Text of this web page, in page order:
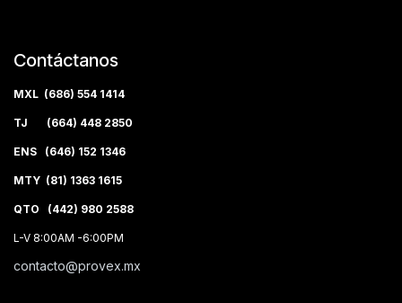
Contáctanos
MXL (686) 554 1414
TJ (664) 448 2850
ENS (646) 152 1346
MTY (81) 1363 1615
QTO (442) 980 2588
L-V 8:00AM -6:00PM
contacto@provex.mx